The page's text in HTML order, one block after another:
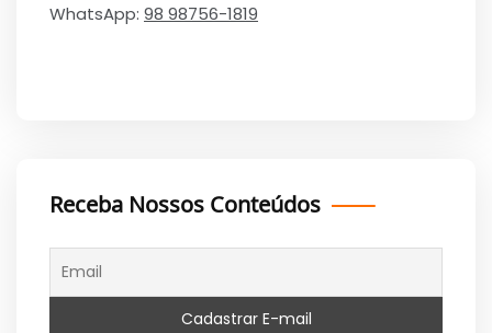
WhatsApp: 98 98756-1819
Receba Nossos Conteúdos